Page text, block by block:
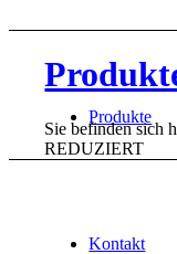
Produkte
Kontakt
Sie befinden sich
REDUZIERT